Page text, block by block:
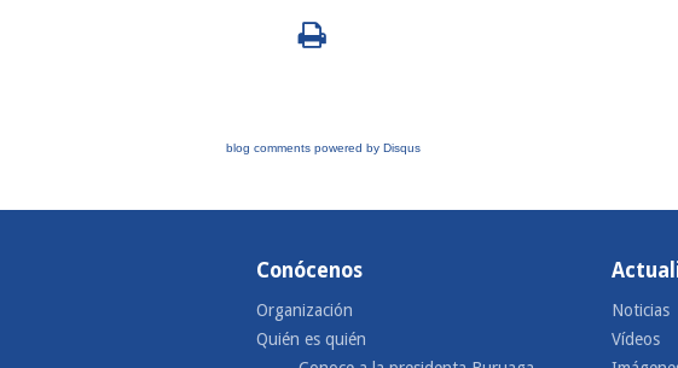
blog comments powered by Disqus
Conócenos
Organización
Quién es quién
Noticias
Vídeos